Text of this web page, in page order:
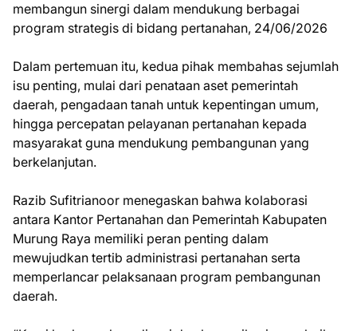
membangun sinergi dalam mendukung berbagai
program strategis di bidang pertanahan, 24/06/2026
Dalam pertemuan itu, kedua pihak membahas sejumlah
isu penting, mulai dari penataan aset pemerintah
daerah, pengadaan tanah untuk kepentingan umum,
hingga percepatan pelayanan pertanahan kepada
masyarakat guna mendukung pembangunan yang
berkelanjutan.
Razib Sufitrianoor menegaskan bahwa kolaborasi
antara Kantor Pertanahan dan Pemerintah Kabupaten
Murung Raya memiliki peran penting dalam
mewujudkan tertib administrasi pertanahan serta
memperlancar pelaksanaan program pembangunan
daerah.